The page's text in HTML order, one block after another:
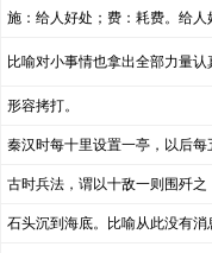
施：给人好处；费：耗费。给人
比喻对小事情也拿出全部力量认
形容拷打。
秦汉时每十里设置一亭，以后
古时兵法，谓以十敌一则围歼
石头沉到海底。比喻从此没有消